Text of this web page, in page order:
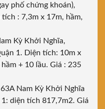
phố chứng khoán),
: 7,3m x 17m, hầm,
Kỳ Khởi Nghĩa,
1. Diện tích: 10m x
+ 10 lầu. Giá : 235
Nam Kỳ Khởi Nghĩa
diện tích 817,7m2. Giá